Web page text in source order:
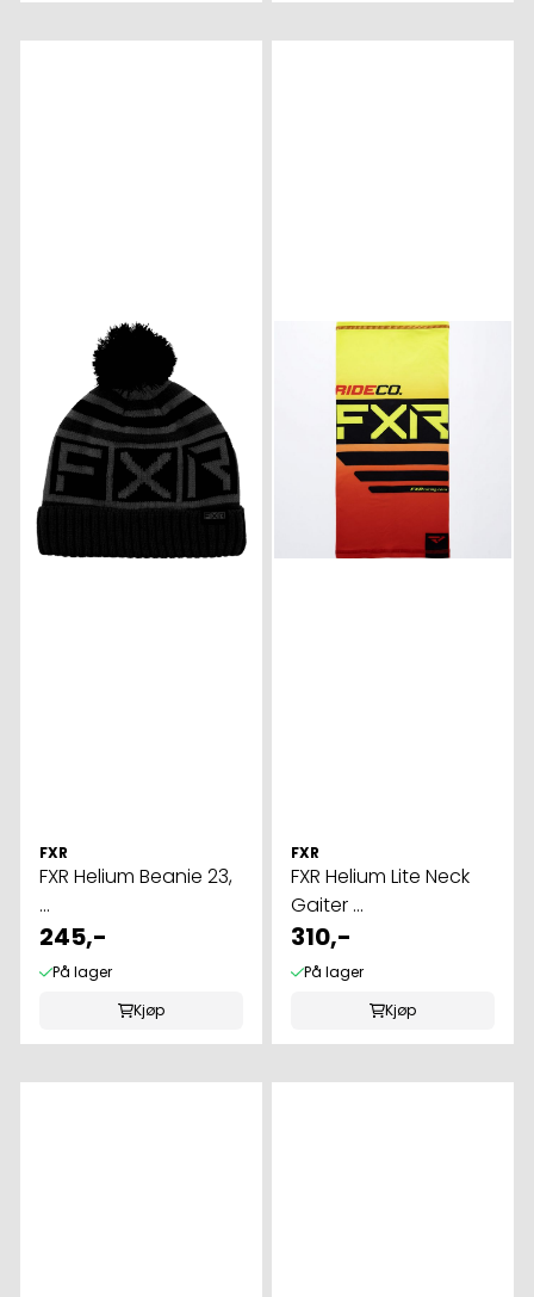
FXR
FXR Helium Beanie 23,
...
245,-
På lager
Kjøp
FXR
FXR Helium Lite Neck
Gaiter ...
310,-
På lager
Kjøp